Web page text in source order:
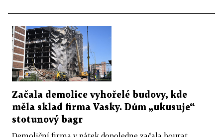
Začala demolice vyhořelé budovy, kde
měla sklad firma Vasky. Dům „ukusuje“
stotunový bagr